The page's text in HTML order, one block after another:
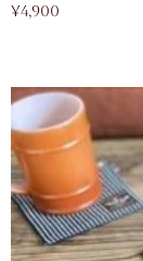
¥4,900